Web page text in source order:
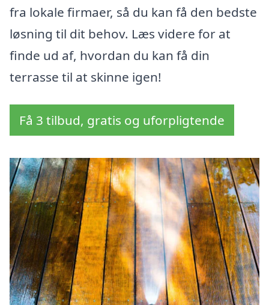
fra lokale firmaer, så du kan få den bedste
løsning til dit behov. Læs videre for at
finde ud af, hvordan du kan få din
terrasse til at skinne igen!
Få 3 tilbud, gratis og uforpligtende